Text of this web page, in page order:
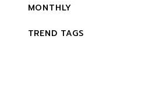
MONTHLY
TREND TAGS